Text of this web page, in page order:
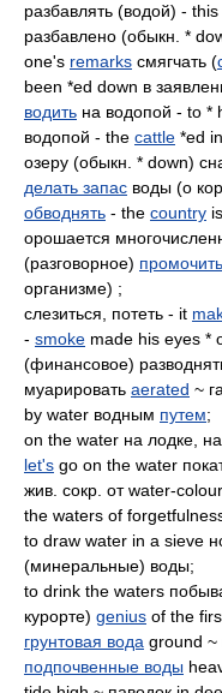
разбавлять (водой) -
разбавлено (обыкн. *
one's remarks смягчать (
been *ed down в
водить на водопой - to *
водопой - the cattle *ed
озеру (обыкн. * down)
делать запас воды (о
обводнять - the country
орошается
(разговорное) промочить
организме) ;
слезиться, потеть - it
- smoke made his eyes *
(финансовое)
муарировать aerated ~
by water водным путем;
on the water на лодке,
let's go on the water
жив. сокр. от water-
the waters of
to draw water in a sieve
(минеральные) воды;
to drink the waters
курорте) genius of the
грунтовая вода ground ~
подпочвенные воды